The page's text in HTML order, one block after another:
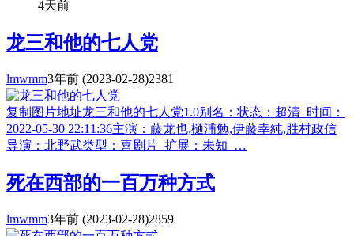
4天前
龙三和他的七人党
lmwmm3年前 (2023-02-28)2381
复制图片地址龙三和他的七人党1.0别名：状态：超清 时间：
2022-05-30 22:11:36主演：藤龙也,樋浦勉,伊藤幸純,胜村政信
导演：北野武类型：喜剧片 扩展：未知 …
死在西部的一百万种方式
lmwmm3年前 (2023-02-28)2859